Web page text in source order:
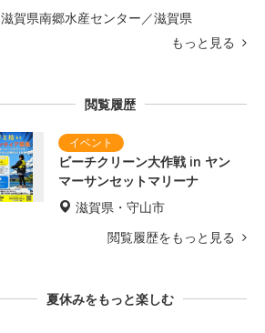
滋賀県南郷水産センター／滋賀県
もっと見る
閲覧履歴
ビーチクリーン大作戦 in ヤン
マーサンセットマリーナ
滋賀県・守山市
閲覧履歴をもっと見る
夏休みをもっと楽しむ